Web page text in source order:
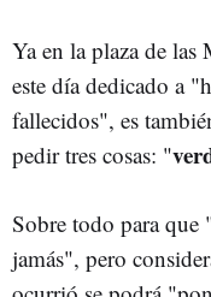
Ya en la plaza de las
este día dedicado a
fallecidos", es
pedir tres cosas: "
Sobre todo para que
jamás", pero